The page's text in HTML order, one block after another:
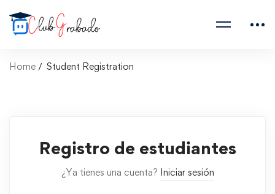
Home Student Registration
Registro de estudiantes
¿Ya tienes una cuenta? Iniciar sesión